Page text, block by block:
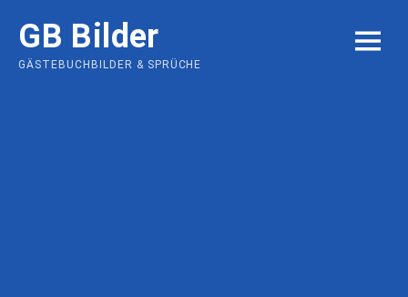
content
GB Bilder
GÄSTEBUCHBILDER & SPRÜCHE
MENU